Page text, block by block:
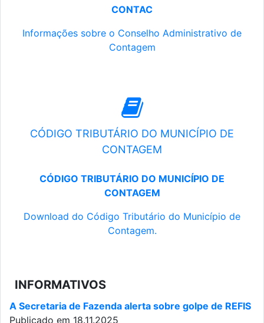
CONTAC
Informações sobre o Conselho Administrativo de
Contagem
CÓDIGO TRIBUTÁRIO DO MUNICÍPIO DE
CONTAGEM
CÓDIGO TRIBUTÁRIO DO MUNICÍPIO DE
CONTAGEM
Download do Código Tributário do Município de
Contagem.
INFORMATIVOS
A Secretaria de Fazenda alerta sobre golpe de REFIS
Publicado em 18.11.2025